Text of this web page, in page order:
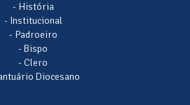
- História
- Institucional
- Padroeiro
- Bispo
- Clero
Diocesano